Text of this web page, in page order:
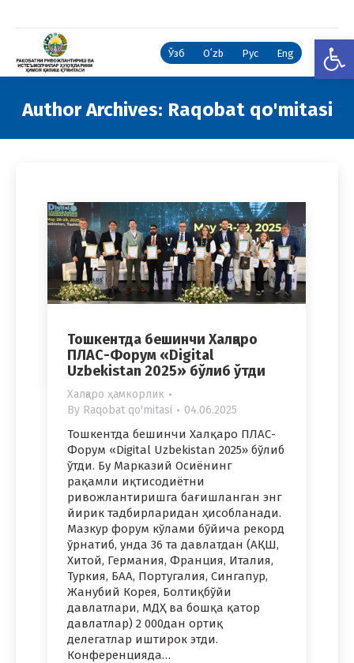
Ўзб Oʻzb Рус Eng
Author Archives: Raqobat qo'mitasi
Тошкентда бешинчи Халқаро
ПЛАС-Форум «Digital
Uzbekistan 2025» бўлиб ўтди
Халқаро ҳамкорлик
By Raqobat qo'mitasi 04.06.2025
Тошкентда бешинчи Халқаро ПЛАС-
Форум «Digital Uzbekistan 2025» бўлиб
ўтди. Бу Марказий Осиёнинг
рақамли иқтисодиётни
ривожлантиришга бағишланган энг
йирик тадбирларидан ҳисобланади.
Мазкур форум кўлами бўйича рекорд
ўрнатиб, унда 36 та давлатдан (АҚШ,
Хитой, Германия, Франция, Италия,
Туркия, БАА, Португалия, Сингапур,
Жанубий Корея, Болтиқбўйи
давлатлари, МДҲ ва бошқа қатор
давлатлар) 2 000дан ортиқ
делегатлар иштирок этди.
Конференцияда…